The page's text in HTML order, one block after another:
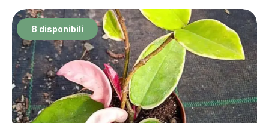
8 disponibili